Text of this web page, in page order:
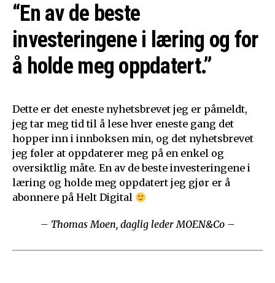
“En av de beste
investeringene i læring og for
å holde meg oppdatert.”
Dette er det eneste nyhetsbrevet jeg er påmeldt,
jeg tar meg tid til å lese hver eneste gang det
hopper inn i innboksen min, og det nyhetsbrevet
jeg føler at oppdaterer meg på en enkel og
oversiktlig måte. En av de beste investeringene i
læring og holde meg oppdatert jeg gjør er å
abonnere på Helt Digital
– Thomas Moen, daglig leder MOEN&Co –